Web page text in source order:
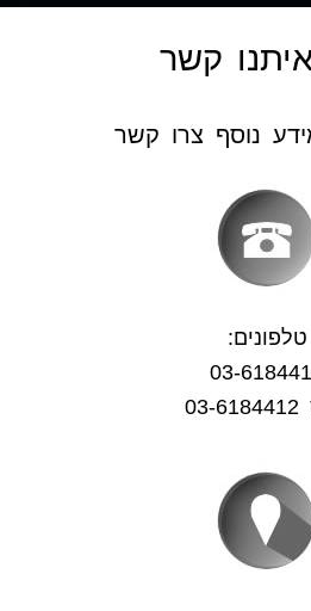
קשר
נוסף צרו קשר
טלפונים:
03-